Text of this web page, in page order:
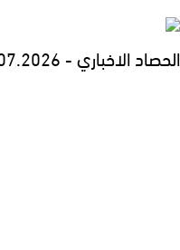
الحصاد الاخباري - 30.07.2026